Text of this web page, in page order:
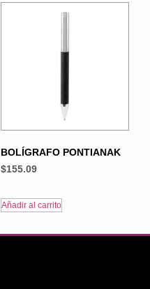
BOLÍGRAFO PONTIANAK
$155.09
Añadir al carrito